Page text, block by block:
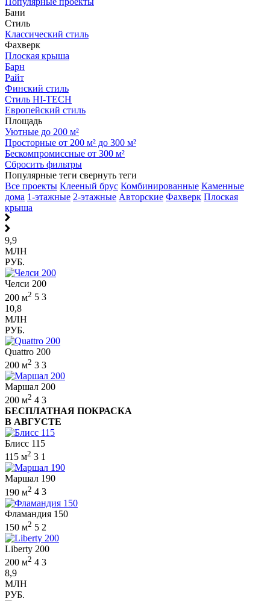
Бани
Стиль
Классический стиль
Фахверк
Плоская крыша
Барн
Райт
Финский стиль
Стиль HI-TECH
Европейский стиль
Площадь
Уютные до 200 м²
Просторные от 200 м² до 300 м²
Бескомпромиссные от 300 м²
Сбросить фильтры
Популярные теги свернуть теги
Все проекты Клееный брус Комбинированные Каменные
дома 1-этажные 2-этажные Авторские Фахверк Плоская
крыша
9,9
МЛН
РУБ.
Челси 200
200 м2 5 3
10,8
МЛН
РУБ.
Quattro 200
200 м2 3 3
Маршал 200
200 м2 4 3
БЕСПЛАТНАЯ ПОКРАСКА
В АВГУСТЕ
Блисс 115
115 м2 3 1
Маршал 190
190 м2 4 3
Фламандия 150
150 м2 5 2
Liberty 200
200 м2 4 3
8,9
МЛН
РУБ.